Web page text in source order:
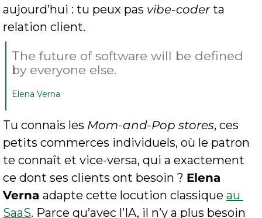
aujourd’hui : tu peux pas vibe-coder ta
relation client.
The future of software will be defined
by everyone else.
Elena Verna
Tu connais les Mom-and-Pop stores, ces
petits commerces individuels, où le patron
te connaît et vice-versa, qui a exactement
ce dont ses clients ont besoin ? Elena
Verna adapte cette locution classique au
SaaS. Parce qu’avec l’IA, il n’y a plus besoin